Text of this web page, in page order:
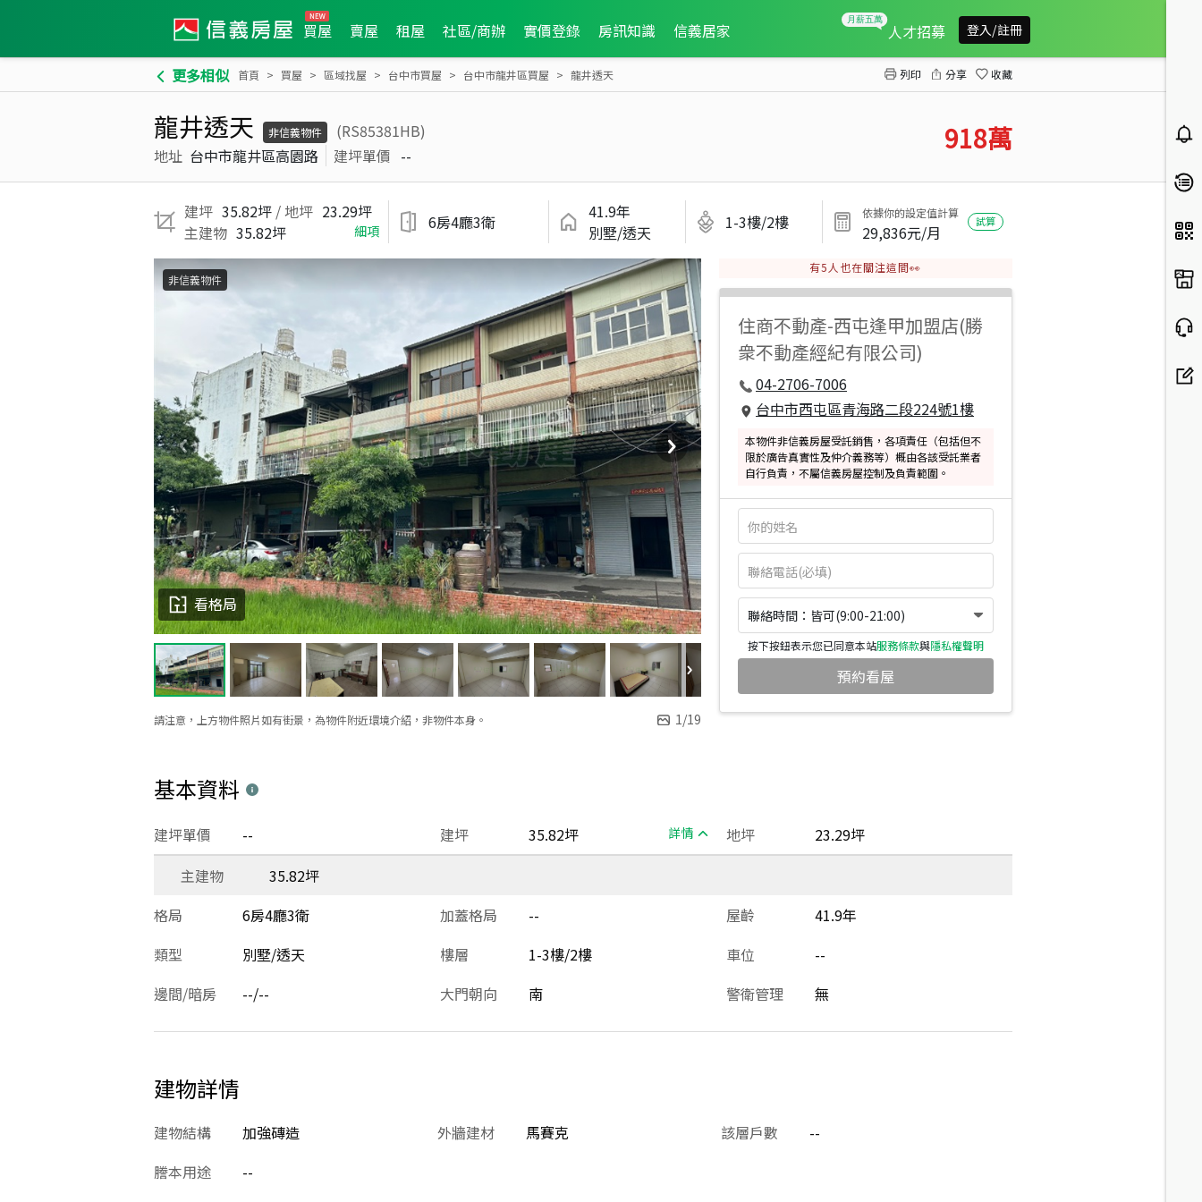
買屋 賣屋 租屋 社區/商辦 實價登錄 房訊知識 信義居家 人才招募 登入/註冊
更多相似 首頁 買屋 區域找屋 台中市買屋 台中市龍井區買屋 龍井透天 列印 分享 收藏
龍井透天 非信義物件
(RS85381HB)
地址 台中市龍井區高園路 建坪單價 -- 918萬
建坪 35.82坪 / 地坪 23.29坪
主建物 35.82坪 細項 6房4廳3衛
41.9年
別墅/透天
1-3樓/2樓 依據你的設定值計算
29,836元/月
試算
請注意，上方物件照片如有街景，為物件附近環境介紹，非物件本身。 1/19
看格局
非信義物件
有5 人也在關注這間👀
住商不動產-西屯逢甲加盟店(勝
衆不動產經紀有限公司)
04-2706-7006
台中市西屯區青海路二段224號1樓
本物件非信義房屋受託銷售，各項責任（包括但不
限於廣告真實性及仲介義務等）概由各該受託業者
自行負責，不屬信義房屋控制及負責範圍。
聯絡時間：皆可(9:00-21:00)
按下按鈕表示您已同意本站服務條款與隱私權聲明
預約看屋
基本資料
建坪 35.82坪 詳情
建坪單價 -- 地坪
23.29坪
主建物
35.82坪
格局
6房4廳3衛 加蓋格局 -- 屋齡
41.9年
類型
別墅/透天 樓層 1-3樓/2樓 車位
--
邊間/暗房
--/-- 大門朝向 南 警衛管理 無
建物詳情
建物結構 加強磚造 外牆建材 馬賽克 該層戶數
--
謄本用途
--